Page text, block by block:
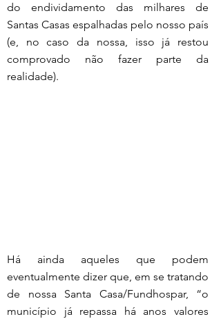
do endividamento das milhares de
Santas Casas espalhadas pelo nosso país
(e, no caso da nossa, isso já restou
comprovado não fazer parte da
realidade).
Há ainda aqueles que podem
eventualmente dizer que, em se tratando
de nossa Santa Casa/Fundhospar, “o
município já repassa há anos valores